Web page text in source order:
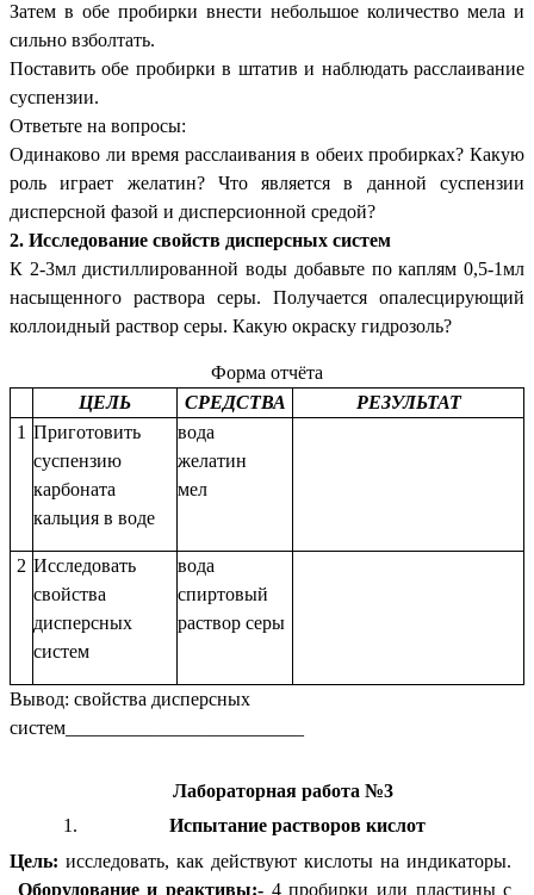
Затем в обе пробирки внести небольшое количество мела и
сильно взболтать.
Поставить обе пробирки в штатив и наблюдать расслаивание
суспензии.
Ответьте на вопросы:
Одинаково ли время расслаивания в обеих пробирках? Какую
роль играет желатин? Что является в данной суспензии
дисперсной фазой и дисперсионной средой?
2. Исследование свойств дисперсных систем
К 2-3мл дистиллированной воды добавьте по каплям 0,5-1мл
насыщенного раствора серы. Получается опалесцирующий
коллоидный раствор серы. Какую окраску гидрозоль?
Форма отчёта
ЦЕЛЬ
СРЕДСТВА
РЕЗУЛЬТАТ
1 Приготовить
суспензию
карбоната
кальция в воде
вода
желатин
мел
2 Исследовать
свойства
дисперсных
систем
вода
спиртовый
раствор серы
Вывод: свойства дисперсных
систем_________________________
Лабораторная работа №3
Испытание растворов кислот
Цель:исследовать, как действуют кислоты на индикаторы.
Оборудование и реактивы:- 4 пробирки или пластины с